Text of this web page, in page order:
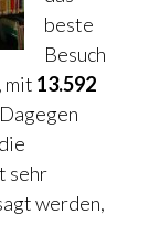
beste
Besuch
mit 13.592
die
sehr
werden,